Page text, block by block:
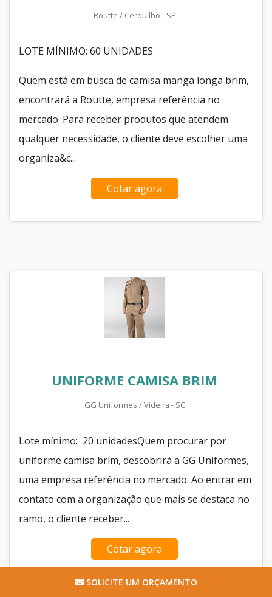
Routte / Cerquilho - SP
LOTE MÍNIMO: 60 UNIDADES
Quem está em busca de camisa manga longa brim,
encontrará a Routte, empresa referência no
mercado. Para receber produtos que atendem
qualquer necessidade, o cliente deve escolher uma
organiza&c...
Cotar agora
UNIFORME CAMISA BRIM
GG Uniformes / Videira - SC
Lote mínimo: 20 unidadesQuem procurar por
uniforme camisa brim, descobrirá a GG Uniformes,
uma empresa referência no mercado. Ao entrar em
contato com a organização que mais se destaca no
ramo, o cliente receber...
Cotar agora
SOLICITE UM ORÇAMENTO